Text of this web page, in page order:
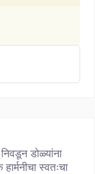
डोळ्यांना
स्वतःचा